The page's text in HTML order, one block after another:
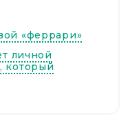
«феррари»
личной
который